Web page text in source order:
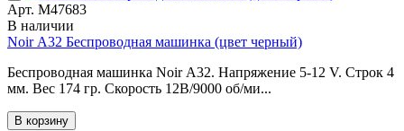
Арт. М47683
В наличии
Noir А32 Беспроводная машинка (цвет черный)
Беспроводная машинка Noir А32. Напряжение 5-12 V. Строк 4
мм. Вес 174 гр. Скорость 12В/9000 об/ми...
В корзину